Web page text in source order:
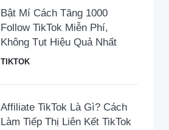
Bật Mí Cách Tăng 1000
Follow TikTok Miễn Phí,
Không Tụt Hiệu Quả Nhất
TIKTOK
Affiliate TikTok Là Gì? Cách
Làm Tiếp Thị Liên Kết TikTok